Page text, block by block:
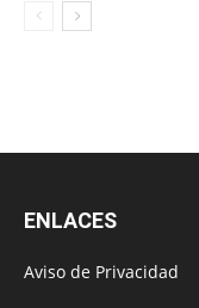
ENLACES
Aviso de Privacidad